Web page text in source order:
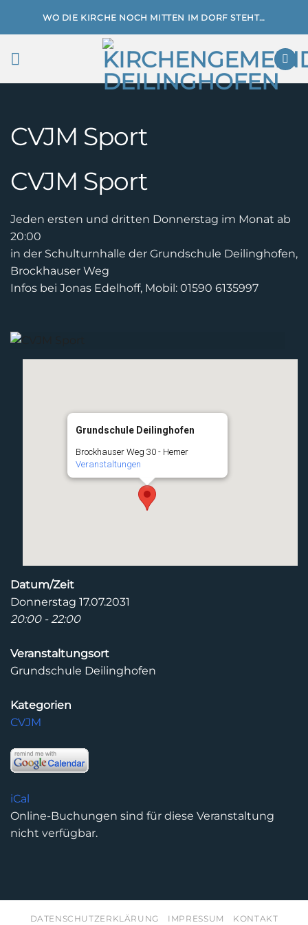
WO DIE KIRCHE NOCH MITTEN IM DORF STEHT…
CVJM Sport
CVJM Sport
Jeden ersten und dritten Donnerstag im Monat ab
20:00
in der Schulturnhalle der Grundschule Deilinghofen,
Brockhauser Weg
Infos bei Jonas Edelhoff, Mobil: 01590 6135997
Grundschule Deilinghofen
Brockhauser Weg 30 - Hemer
Veranstaltungen
Datum/Zeit
Donnerstag 17.07.2031
20:00 - 22:00
Veranstaltungsort
Grundschule Deilinghofen
Kategorien
CVJM
iCal
Online-Buchungen sind für diese Veranstaltung
nicht verfügbar.
DATENSCHUTZERKLÄRUNG IMPRESSUM KONTAKT